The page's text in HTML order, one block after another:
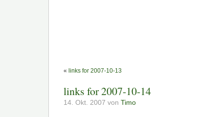
« links for 2007-10-13
links for 2007-10-14
14. Okt. 2007 von Timo